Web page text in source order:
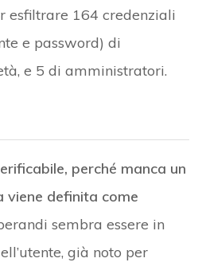
esfiltrare 164 credenziali
e password) di
e 5 di amministratori.
perché manca un
definita come
sembra essere in
già noto per